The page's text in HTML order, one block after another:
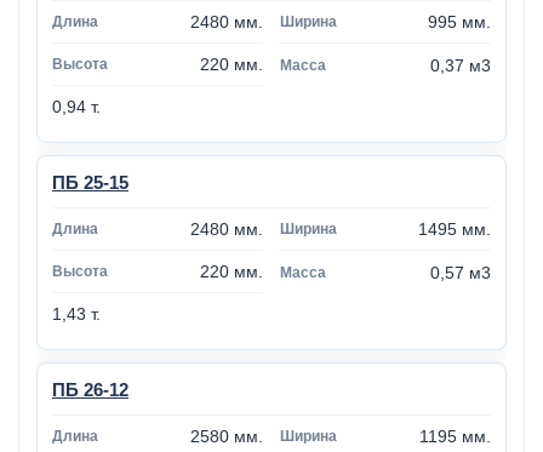
2480 мм. 995 мм.
220 мм. 0,37 м3
0,94 т.
ПБ 25-15
2480 мм. 1495 мм.
220 мм. 0,57 м3
1,43 т.
ПБ 26-12
2580 мм. 1195 мм.